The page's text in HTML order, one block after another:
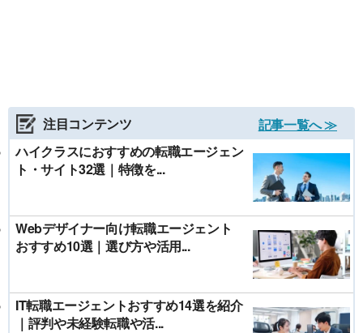
注目コンテンツ
記事一覧へ ≫
ハイクラスにおすすめの転職エージェン
ト・サイト32選｜特徴を...
Webデザイナー向け転職エージェント
おすすめ10選｜選び方や活用...
IT転職エージェントおすすめ14選を紹介
｜評判や未経験転職や活...